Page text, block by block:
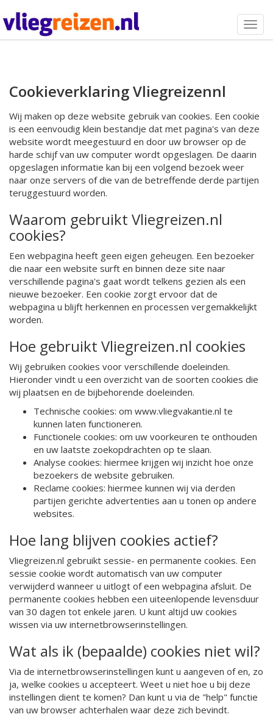
Cookieverklaring Vliegreizennl
Wij maken op deze website gebruik van cookies. Een cookie
is een eenvoudig klein bestandje dat met pagina's van deze
website wordt meegestuurd en door uw browser op de
harde schijf van uw computer wordt opgeslagen. De daarin
opgeslagen informatie kan bij een volgend bezoek weer
naar onze servers of die van de betreffende derde partijen
teruggestuurd worden.
Waarom gebruikt Vliegreizen.nl
cookies?
Een webpagina heeft geen eigen geheugen. Een bezoeker
die naar een website surft en binnen deze site naar
verschillende pagina's gaat wordt telkens gezien als een
nieuwe bezoeker. Een cookie zorgt ervoor dat de
webpagina u blijft herkennen en processen vergemakkelijkt
worden.
Hoe gebruikt Vliegreizen.nl cookies
Wij gebruiken cookies voor verschillende doeleinden.
Hieronder vindt u een overzicht van de soorten cookies die
wij plaatsen en de bijbehorende doeleinden.
Technische cookies: om www.vliegvakantie.nl te
kunnen laten functioneren.
Functionele cookies: om uw voorkeuren te onthouden
en uw laatste zoekopdrachten op te slaan.
Analyse cookies: hiermee krijgen wij inzicht hoe onze
bezoekers de website gebruiken.
Reclame cookies: hiermee kunnen wij via derden
partijen gerichte advertenties aan u tonen op andere
websites.
Hoe lang blijven cookies actief?
Vliegreizen.nl gebruikt sessie- en permanente cookies. Een
sessie cookie wordt automatisch van uw computer
verwijderd wanneer u uitlogt of een webpagina afsluit. De
permanente cookies hebben een uiteenlopende levensduur
van 30 dagen tot enkele jaren. U kunt altijd uw cookies
wissen via uw internetbrowserinstellingen.
Wat als ik (bepaalde) cookies niet wil?
Via de internetbrowserinstellingen kunt u aangeven of en, zo
ja, welke cookies u accepteert. Weet u niet hoe u bij deze
instellingen dient te komen? Dan kunt u via de "help" functie
van uw browser achterhalen waar deze zich bevindt.